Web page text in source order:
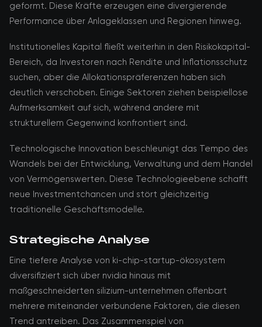
geformt. Diese Kräfte erzeugen eine divergierende
Performance über Anlageklassen und Regionen hinweg.
Institutionelles Kapital fließt weiterhin in den Risikokapital-
Bereich, da Investoren nach Rendite und Inflationsschutz
suchen, aber die Allokationspräferenzen haben sich
deutlich verschoben. Einige Sektoren ziehen beispiellose
Aufmerksamkeit auf sich, während andere mit
strukturellem Gegenwind konfrontiert sind.
Technologische Innovation beschleunigt das Tempo des
Wandels bei der Entwicklung, Verwaltung und dem Handel
von Vermögenswerten. Diese Technologieebene schafft
neue Investmentchancen und stört gleichzeitig
traditionelle Geschäftsmodelle.
Strategische Analyse
Eine tiefere Analyse von ki-chip-startup-ökosystem
diversifiziert sich über nvidia hinaus mit
maßgeschneiderten silizium-unternehmen offenbart
mehrere miteinander verbundene Faktoren, die diesen
Trend antreiben. Das Zusammenspiel von